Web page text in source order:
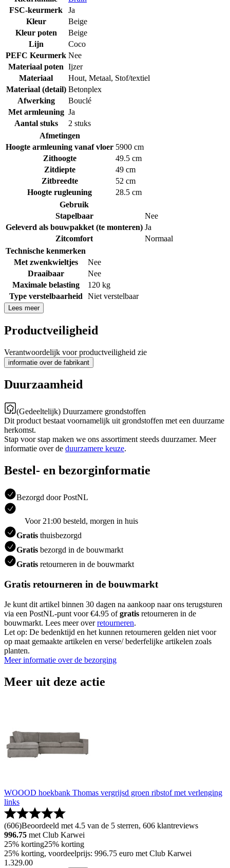
FSC-keurmerk
Ja
Kleur
Beige
Kleur poten
Beige
Lijn
Coco
PEFC Keurmerk Nee
Materiaal poten Ijzer
Materiaal
Hout, Metaal, Stof/textiel
Materiaal (detail) Betonplex
Afwerking
Bouclé
Met armleuning Ja
Aantal stuks
2 stuks
Afmetingen
Hoogte armleuning vanaf vloer 5900 cm
Zithoogte
49.5 cm
Zitdiepte
49 cm
Zitbreedte
52 cm
Hoogte rugleuning
28.5 cm
Gebruik
Stapelbaar
Nee
Geleverd als bouwpakket (te monteren) Ja
Zitcomfort
Normaal
Technische kenmerken
Met zwenkwieltjes
Nee
Draaibaar
Nee
Maximale belasting
120 kg
Type verstelbaarheid
Niet verstelbaar
Lees meer
Productveiligheid
Verantwoordelijk voor productveiligheid zie
informatie over de fabrikant
Duurzaamheid
(Gedeeltelijk) Duurzamere grondstoffen
Dit product bestaat voornamelijk uit grondstoffen met een duurzame
herkomst.
Stap voor stap maken we ons assortiment steeds duurzamer. Meer
informatie over de duurzamere keuze.
Bestel- en bezorginformatie
Bezorgd door PostNL
Voor 21:00 besteld, morgen in huis
Gratis thuisbezorgd
Gratis bezorgd in de bouwmarkt
Gratis retourneren in de bouwmarkt
Gratis retourneren in de bouwmarkt
Je kunt dit artikel binnen 30 dagen na aankoop naar ons terugsturen
via een PostNL-punt voor €4.95 ofgratis retourneren in de
bouwmarkt. Lees meer overretourneren.
Let op: De bedenktijd en het kunnen retourneren gelden niet voor
op maat gemaakte artikelen en verse/ bederfelijke artikelen zoals
planten.
Meer informatie over de bezorging
Meer uit deze actie
WOOOD hoekbank Thomas vergrijsd groen ribstof met verlenging
links
(606)Beoordeeld met 4.5 van de 5 sterren, 606 klantreviews
996.75 met Club Karwei
25% korting25% korting
25% korting, voordeelprijs: 996.75 euro met Club Karwei
1.329.00